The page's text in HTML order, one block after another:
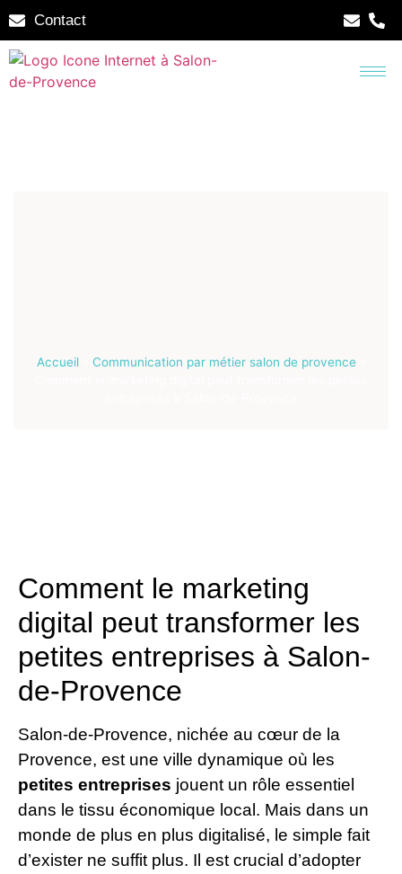
Contact
Accueil» Communication par métier salon de provence»
Comment le marketing
digital peut transformer les
petites entreprises à Salon-
de-Provence
Salon-de-Provence, nichée au cœur de la
Provence, est une ville dynamique où les
petites entreprises jouent un rôle essentiel
dans le tissu économique local. Mais dans un
monde de plus en plus digitalisé, le simple fait
d’exister ne suffit plus. Il est crucial d’adopter